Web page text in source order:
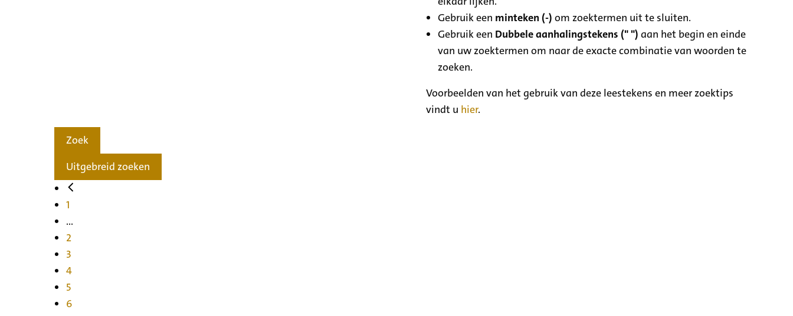
Gebruik een minteken (-) om zoektermen uit te sluiten.
Gebruik een Dubbele aanhalingstekens (" ") aan het begin en einde
van uw zoektermen om naar de exacte combinatie van woorden te
zoeken.
Voorbeelden van het gebruik van deze leestekens en meer zoektips
vindt u hier.
Zoek
Uitgebreid zoeken
1
...
2
3
4
5
6